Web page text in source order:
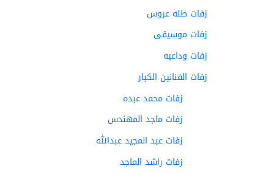
زفات طله عروس
زفات موسيقى
زفات وداعيه
زفات الفنانين الكبار
زفات محمد عبده
زفات ماجد المهندس
زفات عبد المجيد عبدالله
زفات راشد الماجد